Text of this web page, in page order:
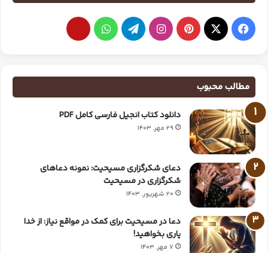
مطالب محبوب
دانلود کتاب انجیل فارسی کامل PDF
29 مهر, 1403
دعای شکرگزاری مسیحیت: نمونه دعاهای
شکرگزاری در مسیحیت
20 شهریور, 1403
دعا در مسیحیت برای کمک در مواقع نیاز: از خدا
یاری بخواهید!
7 مهر, 1403